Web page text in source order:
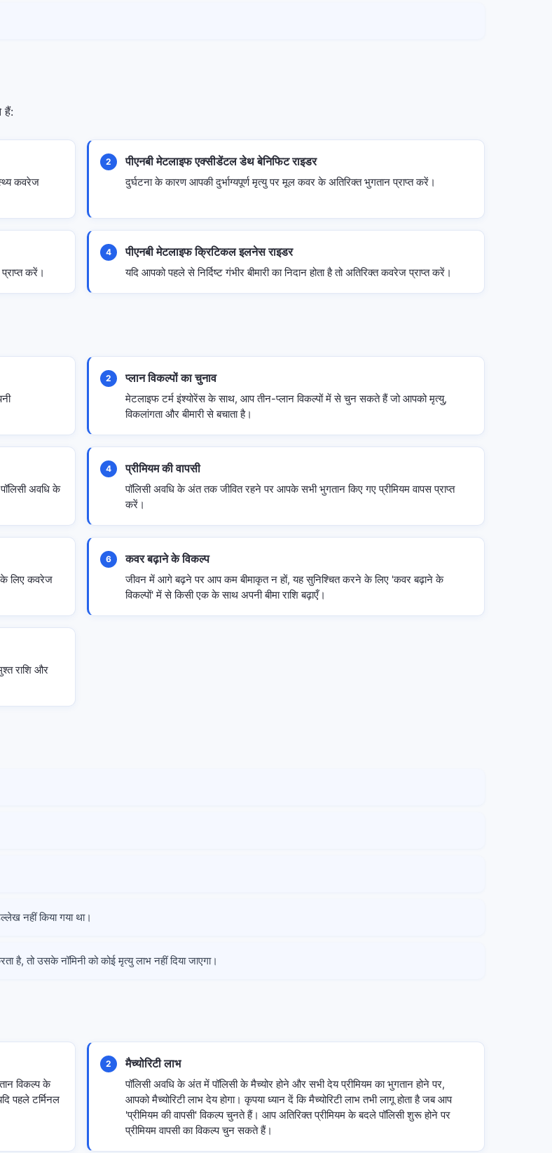
हैं:
कवरेज
2 पीएनबी मेटलाइफ एक्सीडेंटल डेथ बेनिफिट राइडर
दुर्घटना के कारण आपकी दुर्भाग्यपूर्ण मृत्यु पर मूल कवर के अतिरिक्त भुगतान प्राप्त करें।
करें।
4 पीएनबी मेटलाइफ क्रिटिकल इलनेस राइडर
यदि आपको पहले से निर्दिष्ट गंभीर बीमारी का निदान होता है तो अतिरिक्त कवरेज प्राप्त करें।
2 प्लान विकल्पों का चुनाव
मेटलाइफ टर्म इंश्योरेंस के साथ, आप तीन-प्लान विकल्पों में से चुन सकते हैं जो आपको मृत्यु,
विकलांगता और बीमारी से बचाता है।
अवधि के
4 प्रीमियम की वापसी
पॉलिसी अवधि के अंत तक जीवित रहने पर आपके सभी भुगतान किए गए प्रीमियम वापस प्राप्त
करें।
के लिए कवरेज
6 कवर बढ़ाने के विकल्प
जीवन में आगे बढ़ने पर आप कम बीमाकृत न हों, यह सुनिश्चित करने के लिए 'कवर बढ़ाने के
विकल्पों' में से किसी एक के साथ अपनी बीमा राशि बढ़ाएँ।
राशि और
नहीं किया गया था।
है, तो उसके नॉमिनी को कोई मृत्यु लाभ नहीं दिया जाएगा।
विकल्प के
पहले टर्मिनल
2 मैच्योरिटी लाभ
पॉलिसी अवधि के अंत में पॉलिसी के मैच्योर होने और सभी देय प्रीमियम का भुगतान होने पर,
आपको मैच्योरिटी लाभ देय होगा। कृपया ध्यान दें कि मैच्योरिटी लाभ तभी लागू होता है जब आप
'प्रीमियम की वापसी' विकल्प चुनते हैं। आप अतिरिक्त प्रीमियम के बदले पॉलिसी शुरू होने पर
प्रीमियम वापसी का विकल्प चुन सकते हैं।